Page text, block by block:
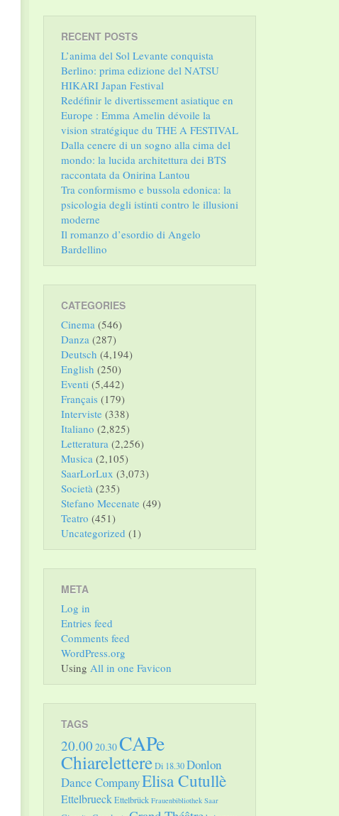
RECENT POSTS
L’anima del Sol Levante conquista
Berlino: prima edizione del NATSU
HIKARI Japan Festival
Redéfinir le divertissement asiatique en
Europe : Emma Amelin dévoile la
vision stratégique du THE A FESTIVAL
Dalla cenere di un sogno alla cima del
mondo: la lucida architettura dei BTS
raccontata da Onirina Lantou
Tra conformismo e bussola edonica: la
psicologia degli istinti contro le illusioni
moderne
Il romanzo d’esordio di Angelo
Bardellino
CATEGORIES
Cinema (546)
Danza (287)
Deutsch (4,194)
English (250)
Eventi (5,442)
Français (179)
Interviste (338)
Italiano (2,825)
Letteratura (2,256)
Musica (2,105)
SaarLorLux (3,073)
Società (235)
Stefano Mecenate (49)
Teatro (451)
Uncategorized (1)
META
Log in
Entries feed
Comments feed
WordPress.org
Using All in one Favicon
TAGS
20.00 20.30CAPe
ChiarelettereDi 18.30Donlon
Dance CompanyElisa Cutullè
EttelbrueckEttelbrück Frauenbibliothek Saar